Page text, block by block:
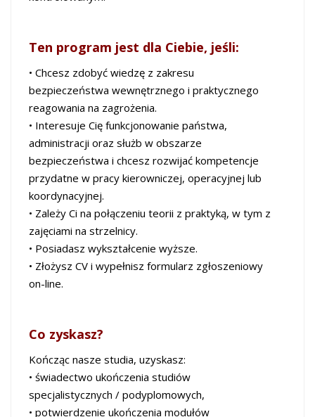
Ten program jest dla Ciebie, jeśli:
• Chcesz zdobyć wiedzę z zakresu
bezpieczeństwa wewnętrznego i praktycznego
reagowania na zagrożenia.
• Interesuje Cię funkcjonowanie państwa,
administracji oraz służb w obszarze
bezpieczeństwa i chcesz rozwijać kompetencje
przydatne w pracy kierowniczej, operacyjnej lub
koordynacyjnej.
• Zależy Ci na połączeniu teorii z praktyką, w tym z
zajęciami na strzelnicy.
• Posiadasz wykształcenie wyższe.
• Złożysz CV i wypełnisz formularz zgłoszeniowy
on-line.
Co zyskasz?
Kończąc nasze studia, uzyskasz:
• świadectwo ukończenia studiów
specjalistycznych / podyplomowych,
• potwierdzenie ukończenia modułów